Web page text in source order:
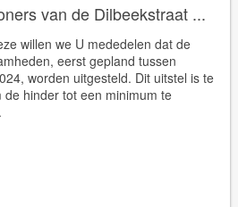
van de Dilbeekstraat ...
willen we U mededelen dat de
eerst gepland tussen
worden uitgesteld. Dit uitstel is te
hinder tot een minimum te